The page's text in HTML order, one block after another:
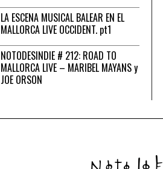
LA ESCENA MUSICAL BALEAR EN EL
MALLORCA LIVE OCCIDENT. pt1
NOTODESINDIE # 212: ROAD TO
MALLORCA LIVE – MARIBEL MAYANS y
JOE ORSON